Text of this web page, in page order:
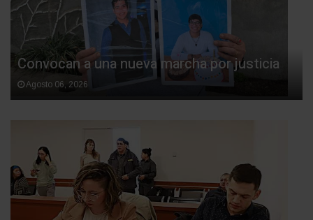
Convocan a una nueva marcha por justicia
Agosto 06, 2026